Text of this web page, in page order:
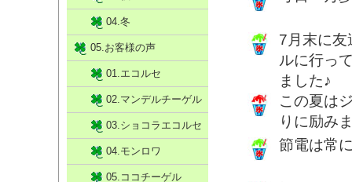
7月末に友
ルに行っ
ました♪
この夏は
りに励み
節電は常
04.冬
05.お客様の声
01.エコルセ
02.マンデルチーゲル
03.ショコラエコルセ
04.モンロワ
05.ココチーゲル